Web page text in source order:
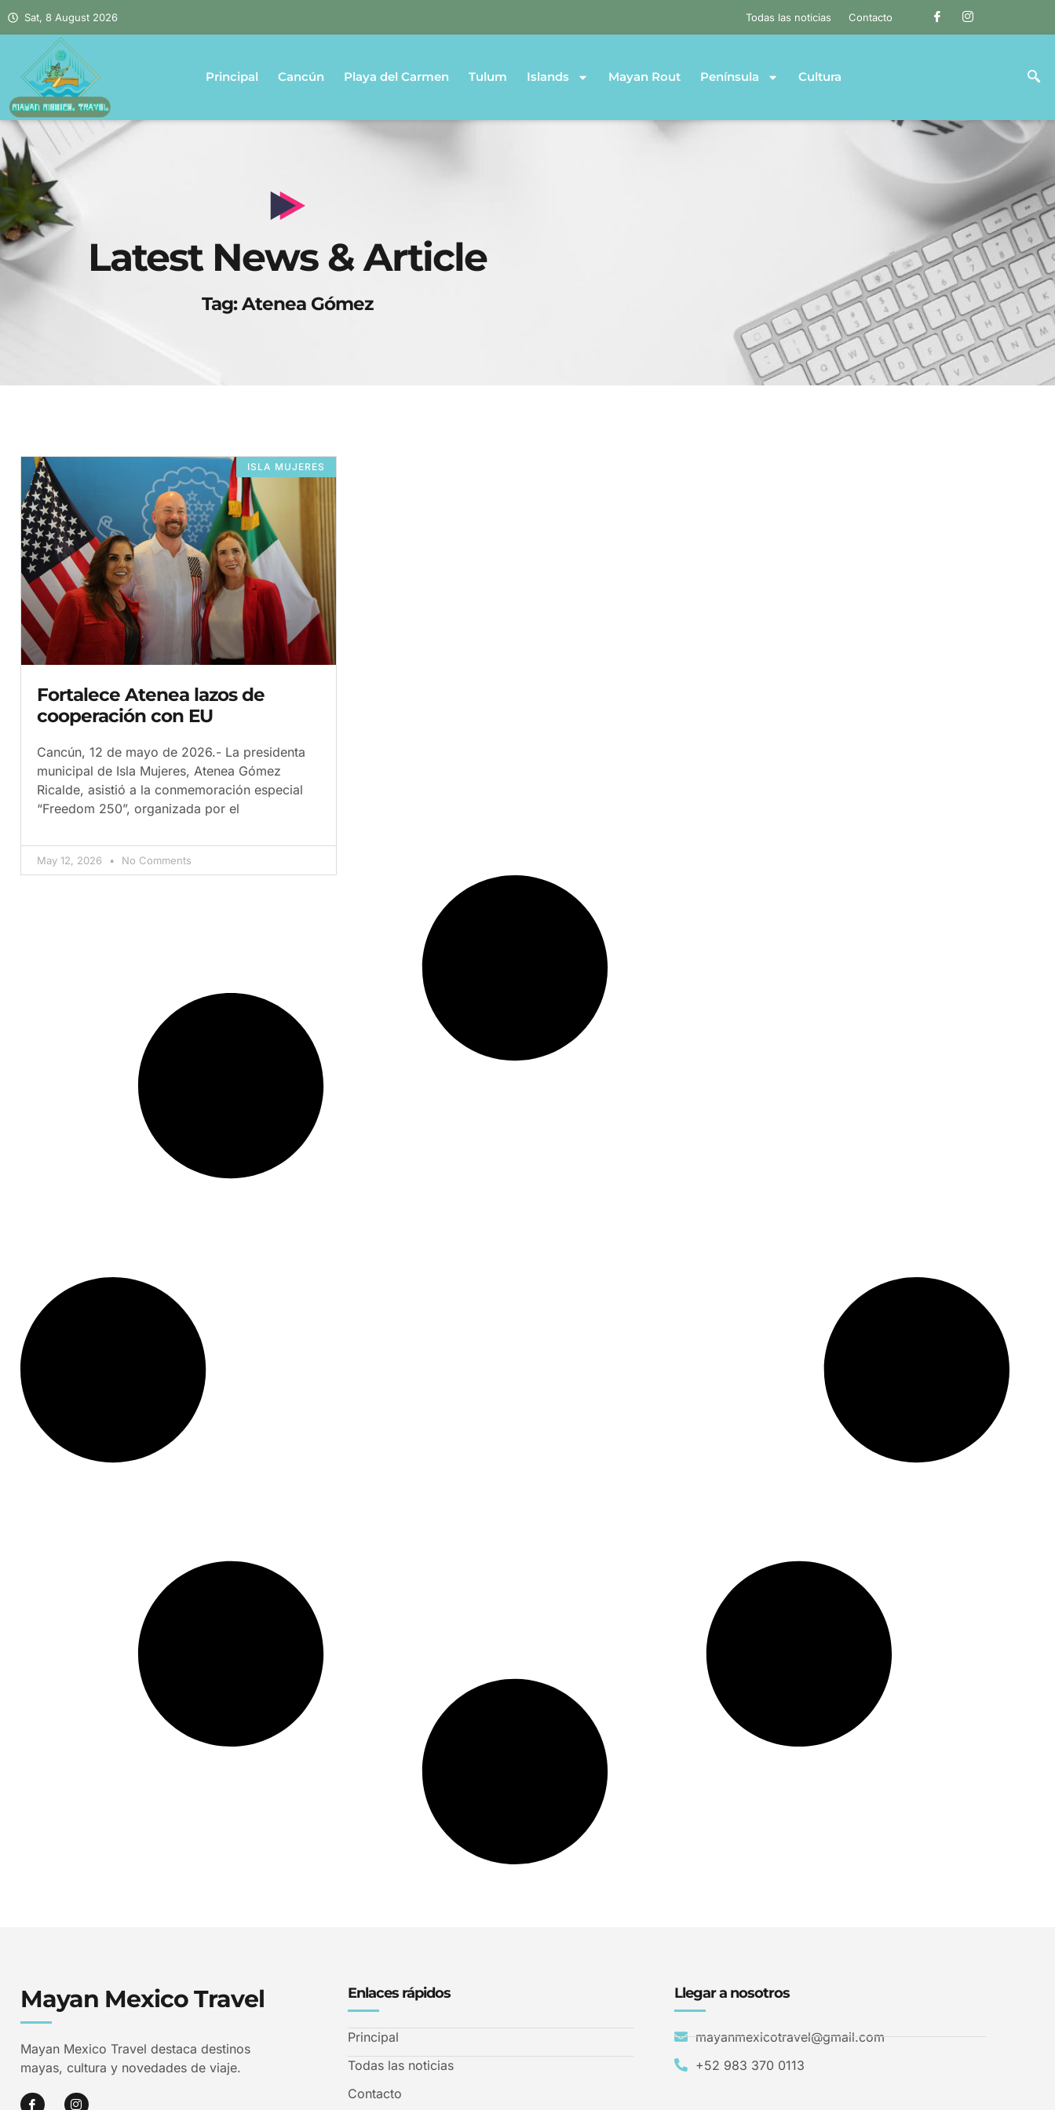
Sat, 8 August 2026 Todas las noticias Contacto
Principal Cancún Playa del Carmen Tulum Islands Mayan Rout Península Cultura
Latest News & Article
Tag: Atenea Gómez
ISLA MUJERES
Fortalece Atenea lazos de
cooperación con EU
Cancún, 12 de mayo de 2026.- La presidenta
municipal de Isla Mujeres, Atenea Gómez
Ricalde, asistió a la conmemoración especial
“Freedom 250”, organizada por el
May 12, 2026 No Comments
Mayan Mexico Travel
Mayan Mexico Travel destaca destinos
mayas, cultura y novedades de viaje.
Enlaces rápidos
Principal
Todas las noticias
Contacto
Llegar a nosotros
mayanmexicotravel@gmail.com
+52 983 370 0113